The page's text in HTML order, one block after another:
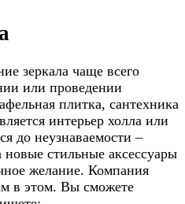
зеркала чаще всего
или проведении
плитка, сантехника
интерьер холла или
до неузнаваемости –
новые стильные аксессуары
желание. Компания
в этом. Вы сможете